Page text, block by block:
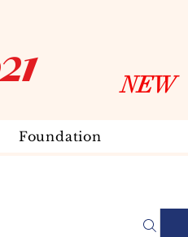
Foundation
NEW